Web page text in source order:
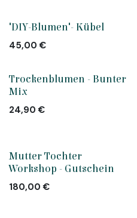
"DIY-Blumen"- Kübel
45,00 €
Neu!
Trockenblumen - Bunter
Mix
24,90 €
Mutter Tochter
Workshop - Gutschein
180,00 €